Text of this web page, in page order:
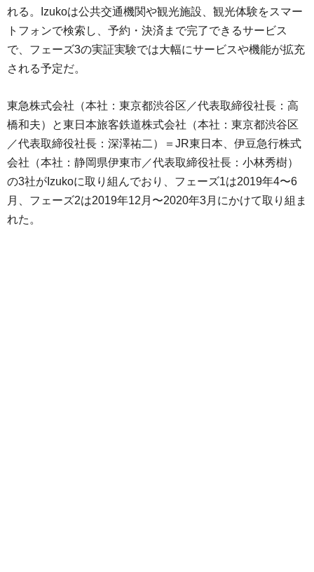
れる。Izukoは公共交通機関や観光施設、観光体験をスマー
トフォンで検索し、予約・決済まで完了できるサービス
で、フェーズ3の実証実験では大幅にサービスや機能が拡充
される予定だ。
東急株式会社（本社：東京都渋谷区／代表取締役社長：高
橋和夫）と東日本旅客鉄道株式会社（本社：東京都渋谷区
／代表取締役社長：深澤祐二）＝JR東日本、伊豆急行株式
会社（本社：静岡県伊東市／代表取締役社長：小林秀樹）
の3社がIzukoに取り組んでおり、フェーズ1は2019年4〜6
月、フェーズ2は2019年12月〜2020年3月にかけて取り組ま
れた。